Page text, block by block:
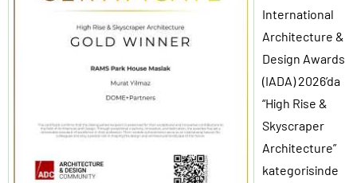
International
Architecture &
Design Awards
(IADA) 2026’da
“High Rise &
Skyscraper
Architecture”
kategorisinde